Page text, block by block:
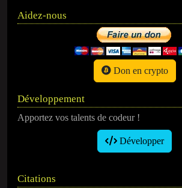
Aidez-nous
Don en crypto
Développement
Apportez vos talents de codeur !
Développer
Citations